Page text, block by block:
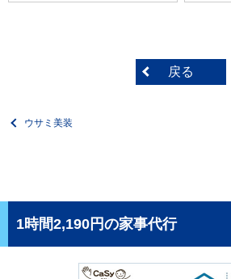
戻る
ウサミ美装
1時間2,190円の家事代行